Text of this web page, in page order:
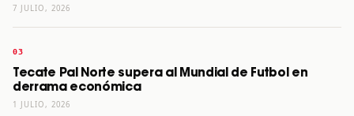
7 JULIO, 2026
Tecate Pal Norte supera al Mundial de Futbol en
derrama económica
1 JULIO, 2026